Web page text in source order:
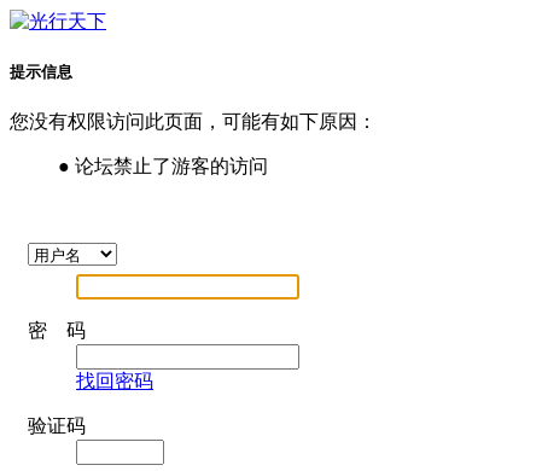
提示信息
您没有权限访问此页面，可能有如下原因：
● 论坛禁止了游客的访问
密 码
找回密码
验证码